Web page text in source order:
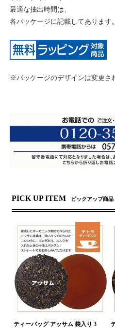
最適な抽出時間は、
各パッケージに記載してあります。
※パッケージのデザインは変更さ
PICK UP ITEM ピックアップ商品
ティーバッグ アッサム 袋入り 3